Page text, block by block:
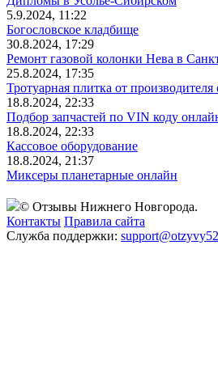
5.9.2024, 11:22
Богословское кладбище
30.8.2024, 17:29
Ремонт газовой колонки Нева в
25.8.2024, 17:35
Тротуарная плитка от производителя
18.8.2024, 22:33
Подбор запчастей по VIN коду
18.8.2024, 22:33
Кассовое оборудование
18.8.2024, 21:37
Миксеры планетарные онлайн
© Отзывы Нижнего Новгорода.
Контакты Правила сайта
Служба поддержки: